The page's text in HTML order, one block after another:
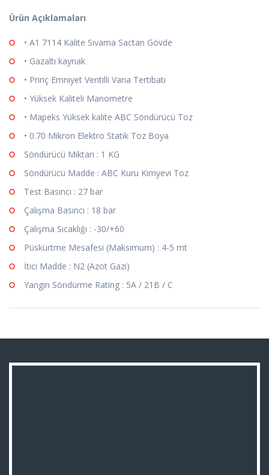
Ürün Açıklamaları
• A1 7114 Kalite Sıvama Sactan Gövde
• Gazaltı kaynak
• Prinç Emniyet Ventilli Vana Tertibatı
• Yüksek Kaliteli Manometre
• Mapeks Yüksek kalite ABC Söndürücü Toz
• 0.70 Mikron Elektro Statik Toz Boya
Söndürücü Miktarı : 1 KG
Söndürücü Madde : ABC Kuru Kimyevi Toz
Test Basıncı : 27 bar
Çalışma Basıncı : 18 bar
Çalışma Sıcaklığı : -30/+60
Püskürtme Mesafesi (Maksimum) : 4-5 mt
İtici Madde : N2 (Azot Gazı)
Yangın Söndürme Rating : 5A / 21B / C